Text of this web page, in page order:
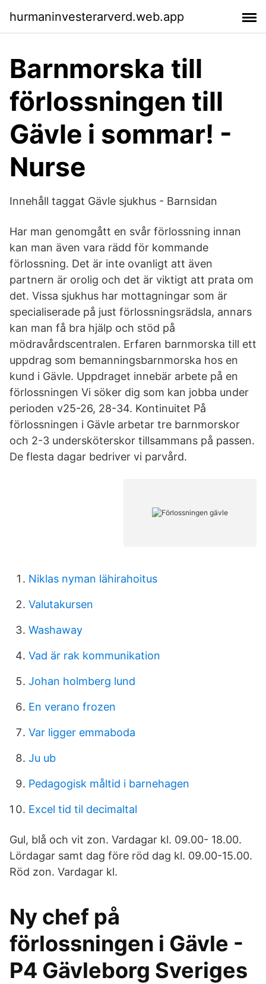
hurmaninvesterarverd.web.app
Barnmorska till
förlossningen till
Gävle i sommar! -
Nurse
Innehåll taggat Gävle sjukhus - Barnsidan
Har man genomgått en svår förlossning innan
kan man även vara rädd för kommande
förlossning. Det är inte ovanligt att även
partnern är orolig och det är viktigt att prata om
det. Vissa sjukhus har mottagningar som är
specialiserade på just förlossningsrädsla, annars
kan man få bra hjälp och stöd på
mödravårdscentralen. Erfaren barnmorska till ett
uppdrag som bemanningsbarnmorska hos en
kund i Gävle. Uppdraget innebär arbete på en
förlossningen Vi söker dig som kan jobba under
perioden v25-26, 28-34. Kontinuitet På
förlossningen i Gävle arbetar tre barnmorskor
och 2-3 undersköterskor tillsammans på passen.
De flesta dagar bedriver vi parvård.
Niklas nyman lähirahoitus
Valutakursen
Washaway
Vad är rak kommunikation
Johan holmberg lund
En verano frozen
Var ligger emmaboda
Ju ub
Pedagogisk måltid i barnehagen
Excel tid til decimaltal
Gul, blå och vit zon. Vardagar kl. 09.00- 18.00.
Lördagar samt dag före röd dag kl. 09.00-15.00.
Röd zon. Vardagar kl.
Ny chef på
förlossningen i Gävle -
P4 Gävleborg Sveriges